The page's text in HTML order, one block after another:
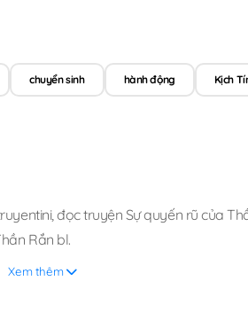
chuyển sinh hành động Kịch
,đọc truyện Sự quyến rũ của
Rắn bl.
Xem thêm